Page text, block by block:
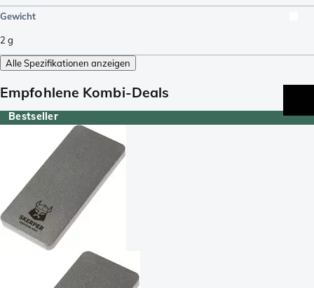
Gewicht
2 g
Alle Spezifikationen anzeigen
Empfohlene Kombi-Deals
Bestseller